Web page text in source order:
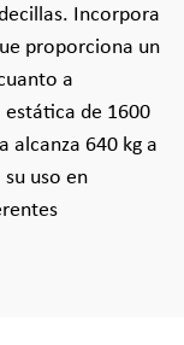
Incorpora
proporciona un
a
estática de 1600
alcanza 640 kg a
uso en